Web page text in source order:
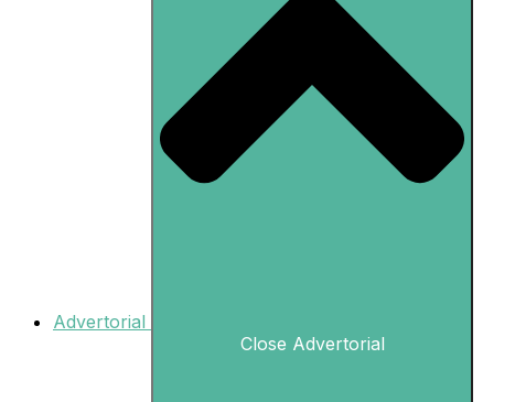
Advertorial
Close Advertorial